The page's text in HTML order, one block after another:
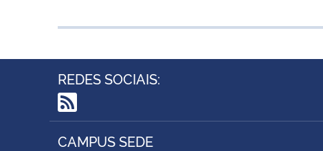
REDES SOCIAIS:
RSS
CAMPUS SEDE